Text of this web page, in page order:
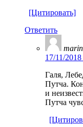
[Цитировать]
Ответить
17/11/
Галя,
Путча.
и
Путча